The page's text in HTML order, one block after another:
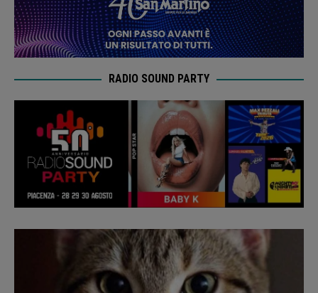
RADIO SOUND PARTY